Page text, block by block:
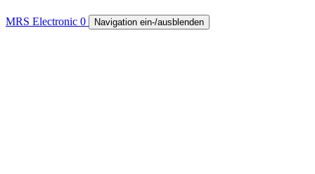
MRS Electronic 0 Navigation ein-/ausblenden